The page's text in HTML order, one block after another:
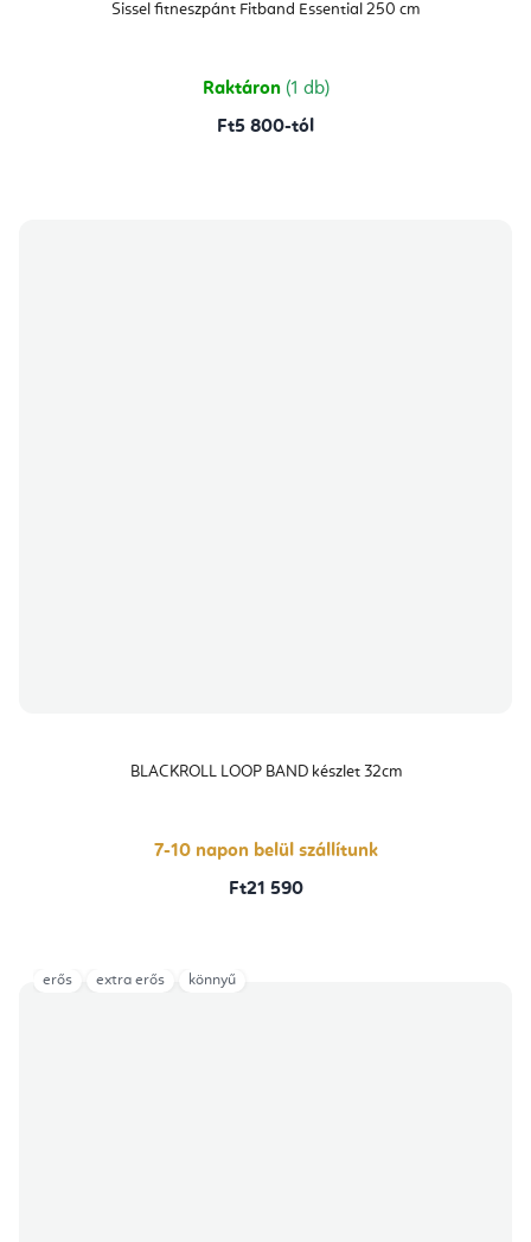
Sissel fitneszpánt Fitband Essential 250 cm
Raktáron (1 db)
Ft5 800-tól
BLACKROLL LOOP BAND készlet 32cm
7-10 napon belül szállítunk
Ft21 590
erős extra erős könnyű